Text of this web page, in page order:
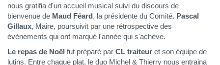
nous gratifia d'un accueil musical suivi du discours de
bienvenue de Maud Féard, la présidente du Comité. Pascal
Gillaux, Maire, poursuivit par une rétrospective des
évènements qui ont marqué l'année qui s'achève.
Le repas de Noël fut préparé par CL traiteur et son équipe de
lutins. Entre chaque plat, le duo Michel & Thierry nous entraina